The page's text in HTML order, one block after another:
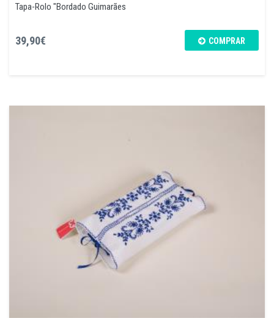
Tapa-Rolo "Bordado Guimarães
39,90€ COMPRAR